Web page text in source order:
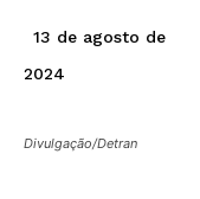
13 de agosto de
2024
Divulgação/Detran